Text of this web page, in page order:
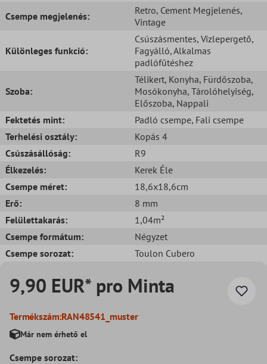
Csempe megjelenés:
Retro, Cement Megjelenés,
Vintage
Különleges funkció:
Csúszásmentes, Vízlepergető,
Fagyálló, Alkalmas
padlófűtéshez
Szoba:
Télikert, Konyha, Fürdőszoba,
Mosókonyha, Tárolóhelyiség,
Előszoba, Nappali
Fektetés mint:
Padló csempe, Fali csempe
Terhelési osztály:
Kopás 4
Csúszásállóság:
R9
Élkezelés:
Kerek Éle
Csempe méret:
18,6x18,6cm
Erő:
8 mm
Felülettakarás:
1,04m²
Csempe formátum:
Négyzet
Csempe sorozat:
Toulon Cubero
9,90 EUR* pro Minta
Termékszám:RAN48541_muster
Már nem érhető el
Csempe sorozat: